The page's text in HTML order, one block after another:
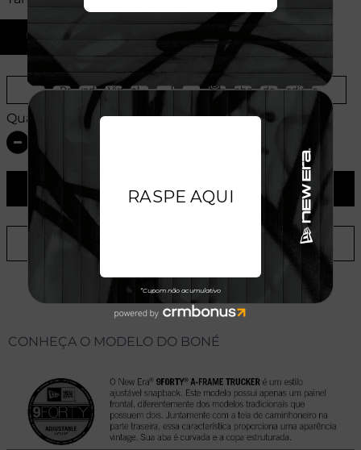
U
Provador Virtual Tabela de Medidas
Quantidade:
ADICIONAR AO CARRINHO
ADICIONAR A LISTA DE DESEJOS
CONHEÇA O MODELO DO BONÉ